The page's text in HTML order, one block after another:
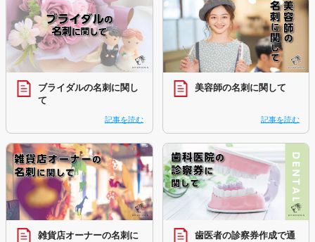
ブライダルの名刺に関し
て
記事を読む
美容師の名刺に関して
記事を読む
雑貨店オーナーの名刺に
歯医者の診察券作成で通